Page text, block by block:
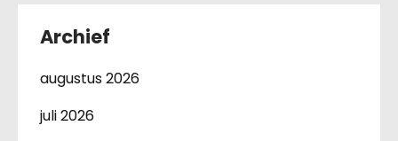
Archief
augustus 2026
juli 2026